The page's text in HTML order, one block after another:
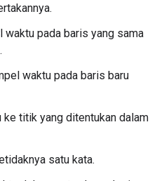
waktu pada baris yang sama
waktu pada baris baru
titik yang ditentukan dalam
satu kata.